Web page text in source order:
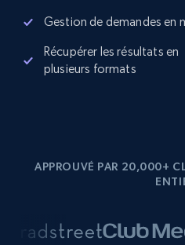
Gestion de demandes en
Récupérer les résultats en
plusieurs formats
APPROUVÉ PAR 20,000+